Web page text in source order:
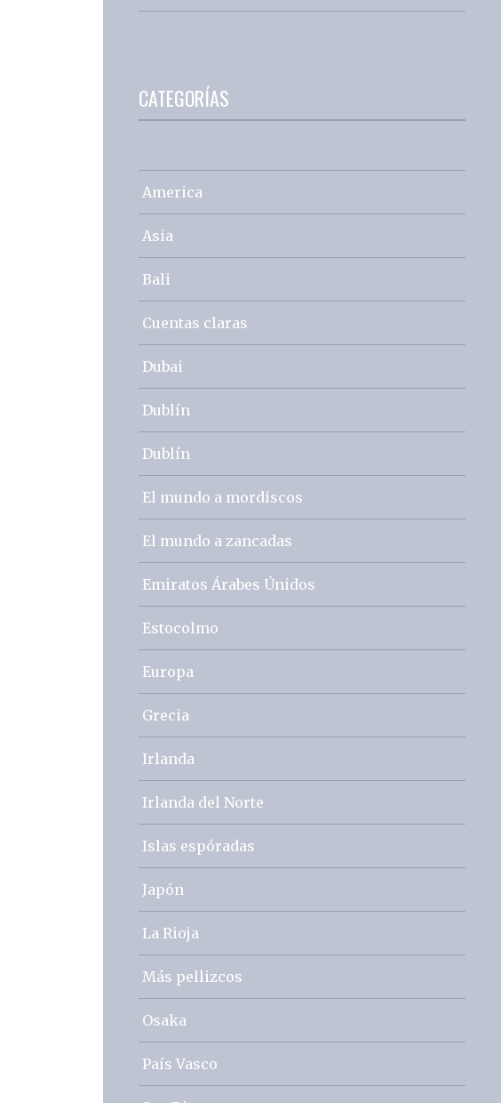
CATEGORÍAS
America
Asia
Bali
Cuentas claras
Dubai
Dublín
Dublín
El mundo a mordiscos
El mundo a zancadas
Emiratos Árabes Únidos
Estocolmo
Europa
Grecia
Irlanda
Irlanda del Norte
Islas espóradas
Japón
La Rioja
Más pellizcos
Osaka
País Vasco